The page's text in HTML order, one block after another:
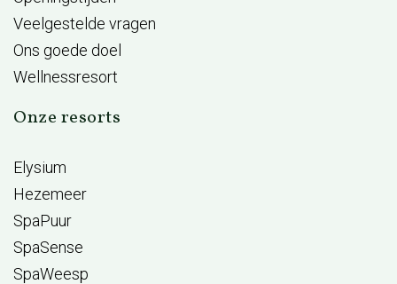
Veelgestelde vragen
Ons goede doel
Wellnessresort
Onze resorts
Elysium
Hezemeer
SpaPuur
SpaSense
SpaWeesp